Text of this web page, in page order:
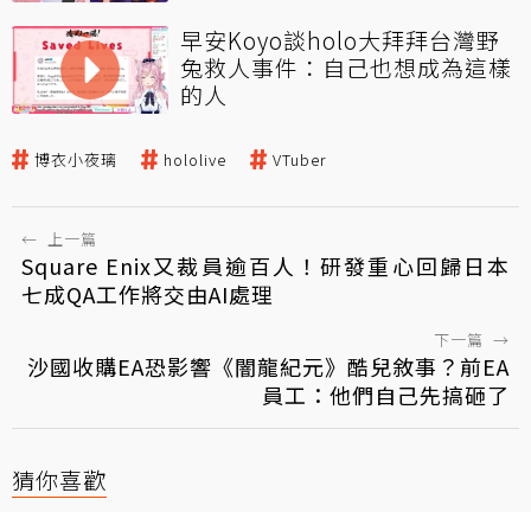
早安Koyo談holo大拜拜台灣野
兔救人事件：自己也想成為這樣
的人
博衣小夜璃 hololive VTuber
← 上一篇
Square Enix又裁員逾百人！研發重心回歸日本
七成QA工作將交由AI處理
下一篇 →
沙國收購EA恐影響《闇龍紀元》酷兒敘事？前EA
員工：他們自己先搞砸了
猜你喜歡